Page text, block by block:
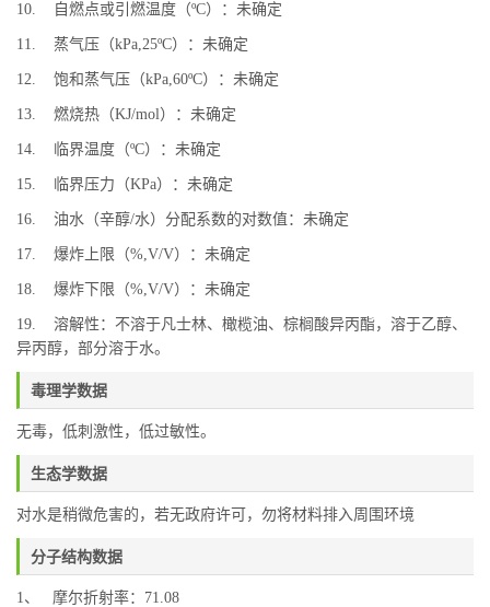
10. 自燃点或引燃温度（ºC）：未确定
11. 蒸气压（kPa,25ºC）：未确定
12. 饱和蒸气压（kPa,60ºC）：未确定
13. 燃烧热（KJ/mol）：未确定
14. 临界温度（ºC）：未确定
15. 临界压力（KPa）：未确定
16. 油水（辛醇/水）分配系数的对数值：未确定
17. 爆炸上限（%,V/V）：未确定
18. 爆炸下限（%,V/V）：未确定
19. 溶解性：不溶于凡士林、橄榄油、棕榈酸异丙酯，溶于乙醇、
异丙醇，部分溶于水。
毒理学数据
无毒，低刺激性，低过敏性。
生态学数据
对水是稍微危害的，若无政府许可，勿将材料排入周围环境
分子结构数据
1、 摩尔折射率：71.08